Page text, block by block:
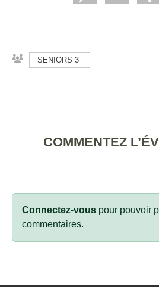
SENIORS 3
COMMENTEZ
Connectez-vous pour pouvoir
commentaires.